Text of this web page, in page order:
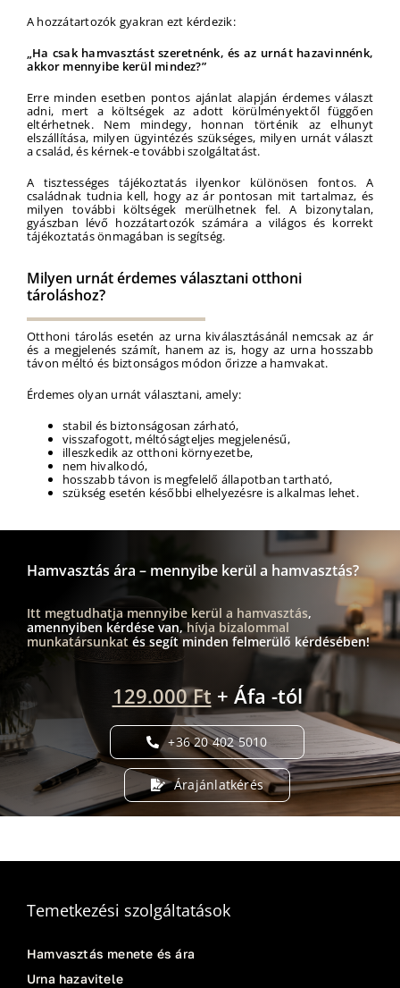
A hozzátartozók gyakran ezt kérdezik:
„Ha csak hamvasztást szeretnénk, és az urnát hazavinnénk,
akkor mennyibe kerül mindez?”
Erre minden esetben pontos ajánlat alapján érdemes választ
adni, mert a költségek az adott körülményektől függően
eltérhetnek. Nem mindegy, honnan történik az elhunyt
elszállítása, milyen ügyintézés szükséges, milyen urnát választ
a család, és kérnek-e további szolgáltatást.
A tisztességes tájékoztatás ilyenkor különösen fontos. A
családnak tudnia kell, hogy az ár pontosan mit tartalmaz, és
milyen további költségek merülhetnek fel. A bizonytalan,
gyászban lévő hozzátartozók számára a világos és korrekt
tájékoztatás önmagában is segítség.
Milyen urnát érdemes választani otthoni
tároláshoz?
Otthoni tárolás esetén az urna kiválasztásánál nemcsak az ár
és a megjelenés számít, hanem az is, hogy az urna hosszabb
távon méltó és biztonságos módon őrizze a hamvakat.
Érdemes olyan urnát választani, amely:
stabil és biztonságosan zárható,
visszafogott, méltóságteljes megjelenésű,
illeszkedik az otthoni környezetbe,
nem hivalkodó,
hosszabb távon is megfelelő állapotban tartható,
szükség esetén későbbi elhelyezésre is alkalmas lehet.
Hamvasztás ára – mennyibe kerül a hamvasztás?
Itt megtudhatja mennyibe kerül a hamvasztás,
amennyiben kérdése van, hívja bizalommal
munkatársunkatés segít minden felmerülő kérdésében!
129.000 Ft + Áfa -tól
+36 20 402 5010
Árajánlatkérés
Temetkezési szolgáltatások
Hamvasztás menete és ára
Urna hazavitele